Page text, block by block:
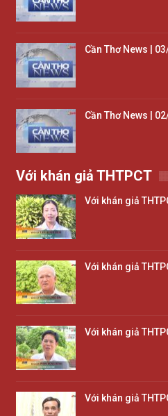
Cần Thơ News |
Cần Thơ News |
Với khán giả THTPCT
Với khán giả
Với khán giả
Với khán giả
Với khán giả